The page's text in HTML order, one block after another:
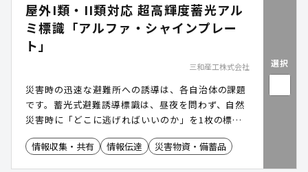
屋外I類・II類対応 超高輝度蓄光アル
ミ標識「アルファ・シャインプレー
ト」
三和産工株式会社
災害時の迅速な避難所への誘導は、各自治体の課題
です。蓄光式避難誘導標識は、昼夜を問わず、自然
災害時に「どこに逃げればいいのか」を1枚の標識
で伝えられます。JIS規格(JIS Z 9097 JIS Z 9098)
への対応を踏まえ、ご要望に最適な提案をいたしま
情報収集・共有 情報伝達 災害物資・備蓄品
選択